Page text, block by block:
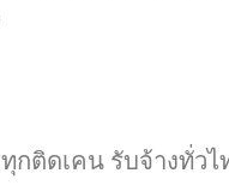
กติดเคน รับจ้างทั่วไ